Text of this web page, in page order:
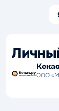
Кекас
ООО